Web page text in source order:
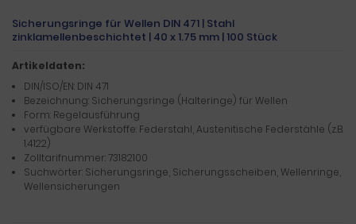
Sicherungsringe für Wellen DIN 471 | Stahl
zinklamellenbeschichtet | 40 x 1.75 mm | 100 Stück
Artikeldaten:
DIN/ISO/EN: DIN 471
Bezeichnung: Sicherungsringe (Halteringe) für Wellen
Form: Regelausführung
verfügbare Werkstoffe: Federstahl, Austenitische Federstähle (z.B.
1.4122)
Zolltarifnummer: 73182100
Suchwörter: Sicherungsringe, Sicherungsscheiben, Wellenringe,
Wellensicherungen